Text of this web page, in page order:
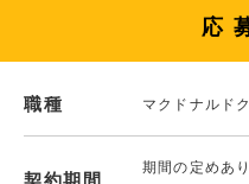
応
職種 マクドナルド
契約期間
期間の定めあ